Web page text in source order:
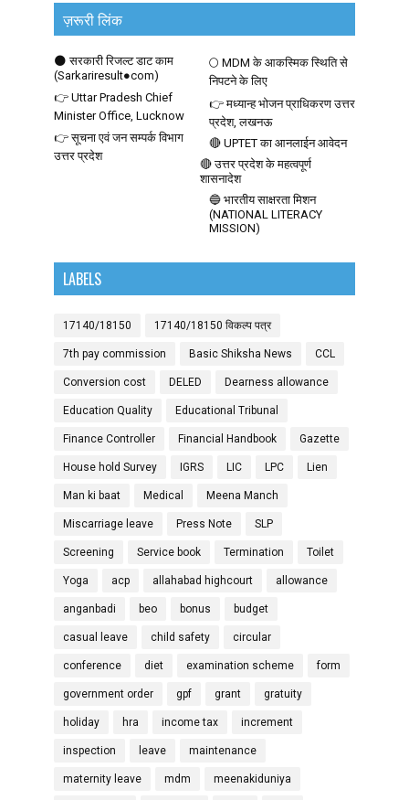
ज़रूरी लिंक
🌑 सरकारी रिजल्ट डाट काम
(Sarkariresult●com)
🌕 MDM के आकस्मिक स्थिति से
निपटने के लिए
👉 Uttar Pradesh Chief
Minister Office, Lucknow
👉 मध्यान्ह भोजन प्राधिकरण उत्तर
प्रदेश, लखनऊ
👉 सूचना एवं जन सम्पर्क विभाग
उत्तर प्रदेश
🔴 UPTET का आनलाईन आवेदन
🔴 उत्तर प्रदेश के महत्वपूर्ण
शासनादेश
🔵 भारतीय साक्षरता मिशन
(NATIONAL LITERACY
MISSION)
LABELS
17140/18150 17140/18150 विकल्प पत्र
7th pay commission Basic Shiksha News CCL
Conversion cost DELED Dearness allowance
Education Quality Educational Tribunal
Finance Controller Financial Handbook Gazette
House hold Survey IGRS LIC LPC Lien
Man ki baat Medical Meena Manch
Miscarriage leave Press Note SLP
Screening Service book Termination Toilet
Yoga acp allahabad highcourt allowance
anganbadi beo bonus budget
casual leave child safety circular
conference diet examination scheme form
government order gpf grant gratuity
holiday hra income tax increment
inspection leave maintenance
maternity leave mdm meenakiduniya